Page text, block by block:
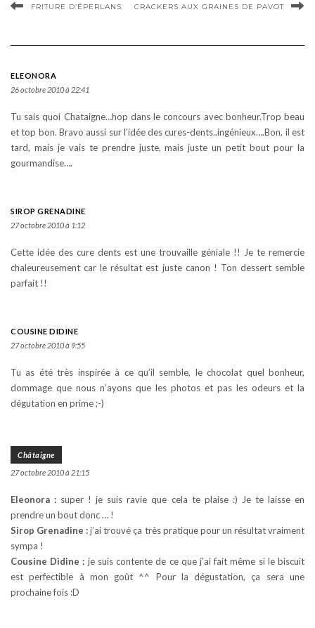
FRITURE D’ÉPERLANS CRACKERS AUX GRAINES DE PAVOT
ELEONORA
26 octobre 2010 à 22:41
Tu sais quoi Chataigne…hop dans le concours avec bonheur.Trop beau
et top bon. Bravo aussi sur l’idée des cures-dents..ingénieux….Bon, il est
tard, mais je vais te prendre juste, mais juste un petit bout pour la
gourmandise….
SIROP GRENADINE
27 octobre 2010 à 1:12
Cette idée des cure dents est une trouvaille géniale !! Je te remercie
chaleureusement car le résultat est juste canon ! Ton dessert semble
parfait !!
COUSINE DIDINE
27 octobre 2010 à 9:55
Tu as été très inspirée à ce qu’il semble, le chocolat quel bonheur,
dommage que nous n’ayons que les photos et pas les odeurs et la
dégutation en prime ;-)
Châtaigne
27 octobre 2010 à 21:15
Eleonora : super ! je suis ravie que cela te plaise :) Je te laisse en
prendre un bout donc … !
Sirop Grenadine :j’ai trouvé ça très pratique pour un résultat vraiment
sympa !
Cousine Didine : je suis contente de ce que j’ai fait même si le biscuit
est perfectible à mon goût ^^ Pour la dégustation, ça sera une
prochaine fois :D